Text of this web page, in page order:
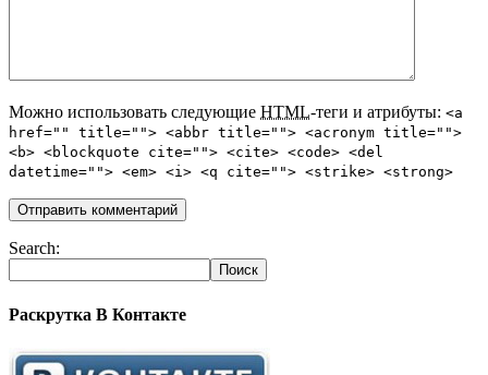
Можно использовать следующие HTML-теги и атрибуты: <a
href="" title=""> <abbr title=""> <acronym title="">
<b> <blockquote cite=""> <cite> <code> <del
datetime=""> <em> <i> <q cite=""> <strike> <strong>
Search:
Раскрутка В Контакте